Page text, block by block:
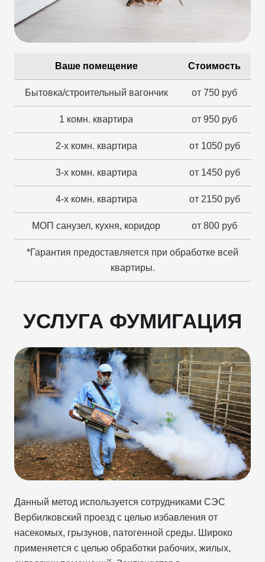
Ваше помещение Стоимость
Бытовка/строительный вагончик от 750 руб
1 комн. квартира от 950 руб
2-х комн. квартира от 1050 руб
3-х комн. квартира от 1450 руб
4-х комн. квартира от 2150 руб
МОП санузел, кухня, коридор от 800 руб
*Гарантия предоставляется при обработке всей
квартиры.
УСЛУГА ФУМИГАЦИЯ
Данный метод используется сотрудниками СЭС
Вербилковский проезд с целью избавления от
насекомых, грызунов, патогенной среды. Широко
применяется с целью обработки рабочих, жилых,